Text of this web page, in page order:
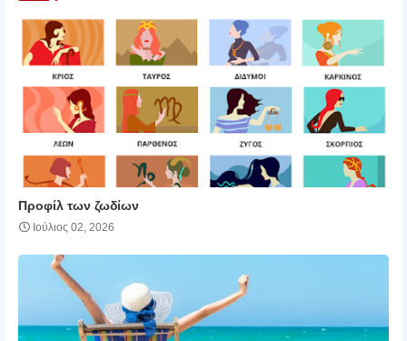
Προφίλ των ζωδίων
Ιούλιος 02, 2026